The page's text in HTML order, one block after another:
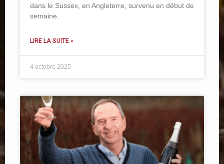
dans le Sussex, en Angleterre, survenu en début de
semaine.
LIRE LA SUITE »
4 octobre 2025